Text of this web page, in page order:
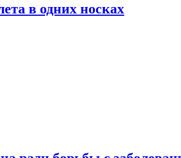
в одних носках